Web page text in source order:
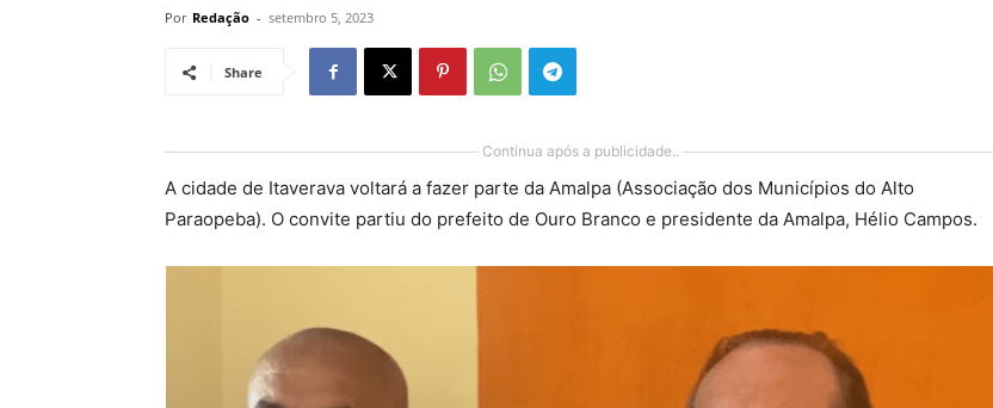
Por Redação - setembro 5, 2023
Share
Continua após a publicidade..
A cidade de Itaverava voltará a fazer parte da Amalpa (Associação dos Municípios do Alto
Paraopeba). O convite partiu do prefeito de Ouro Branco e presidente da Amalpa, Hélio Campos.